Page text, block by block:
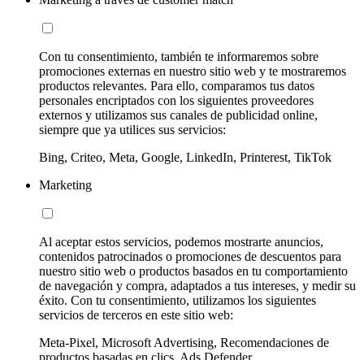
Con tu consentimiento, también te informaremos sobre
promociones externas en nuestro sitio web y te mostraremos
productos relevantes. Para ello, comparamos tus datos
personales encriptados con los siguientes proveedores
externos y utilizamos sus canales de publicidad online,
siempre que ya utilices sus servicios:
Bing, Criteo, Meta, Google, LinkedIn, Printerest, TikTok
Marketing
Al aceptar estos servicios, podemos mostrarte anuncios,
contenidos patrocinados o promociones de descuentos para
nuestro sitio web o productos basados en tu comportamiento
de navegación y compra, adaptados a tus intereses, y medir su
éxito. Con tu consentimiento, utilizamos los siguientes
servicios de terceros en este sitio web:
Meta-Pixel, Microsoft Advertising, Recomendaciones de
productos basadas en clics, Ads Defender